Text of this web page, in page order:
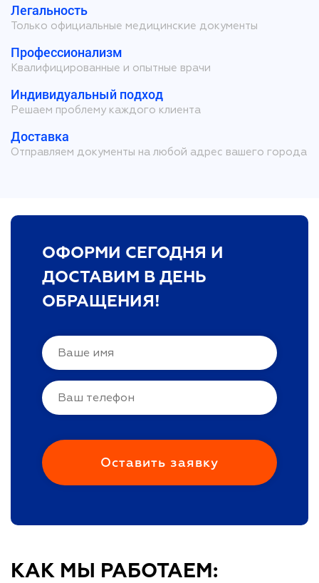
Легальность
Только официальные медицинские документы
Профессионализм
Квалифицированные и опытные врачи
Индивидуальный подход
Решаем проблему каждого клиента
Доставка
Отправляем документы на любой адрес вашего города
ОФОРМИ СЕГОДНЯ И
ДОСТАВИМ В ДЕНЬ
ОБРАЩЕНИЯ!
КАК МЫ РАБОТАЕМ: